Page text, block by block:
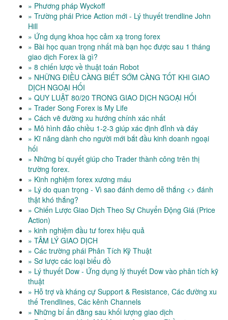
» Phương pháp Wyckoff
» Trường phái Price Action mới - Lý thuyết trendline John
Hill
» Ứng dụng khoa học cảm xạ trong forex
» Bài học quan trọng nhất mà bạn học được sau 1 tháng
giao dịch Forex là gì?
» 8 chiến lược về thuật toán Robot
» NHỮNG ĐIỀU CÀNG BIẾT SỚM CÀNG TỐT KHI GIAO
DỊCH NGOẠI HỐI
» QUY LUẬT 80/20 TRONG GIAO DỊCH NGOẠI HỐI
» Trader Song Forex is My Life
» Cách vẽ đường xu hướng chính xác nhất
» Mô hình đảo chiều 1-2-3 giúp xác định đỉnh và đáy
» Kĩ năng dành cho người mới bắt đầu kinh doanh ngoại
hối
» Những bí quyết giúp cho Trader thành công trên thị
trường forex.
» Kinh nghiệm forex xương máu
» Lý do quan trọng - Vì sao đánh demo dễ thắng <> đánh
thật khó thắng?
» Chiến Lược Giao Dịch Theo Sự Chuyển Động Giá (Price
Action)
» kinh nghiệm đầu tư forex hiệu quả
» TÂM LÝ GIAO DỊCH
» Các trường phái Phân Tích Kỹ Thuật
» Sơ lược các loại biểu đồ
» Lý thuyết Dow - Ứng dụng lý thuyết Dow vào phân tích kỹ
thuật
» Hỗ trợ và kháng cự Support & Resistance, Các đường xu
thế Trendlines, Các kênh Channels
» Những bí ẩn đằng sau khối lượng giao dịch